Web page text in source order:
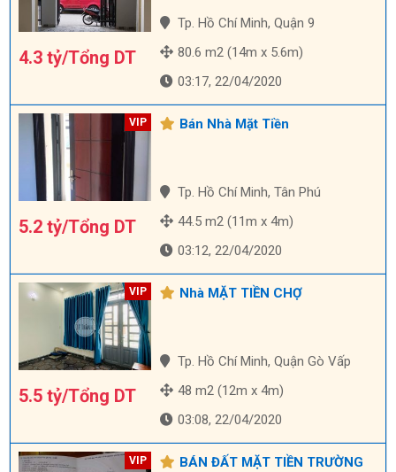
4.3 tỷ/Tổng DT
Tp. Hồ Chí Minh, Quận 9
80.6 m2 (14m x 5.6m)
03:17, 22/04/2020
5.2 tỷ/Tổng DT
Bán Nhà Mặt Tiền
Tp. Hồ Chí Minh, Tân Phú
44.5 m2 (11m x 4m)
03:12, 22/04/2020
5.5 tỷ/Tổng DT
Nhà MẶT TIỀN CHỢ
Tp. Hồ Chí Minh, Quận Gò Vấp
48 m2 (12m x 4m)
03:08, 22/04/2020
BÁN ĐẤT MẶT TIỀN TRƯỜNG